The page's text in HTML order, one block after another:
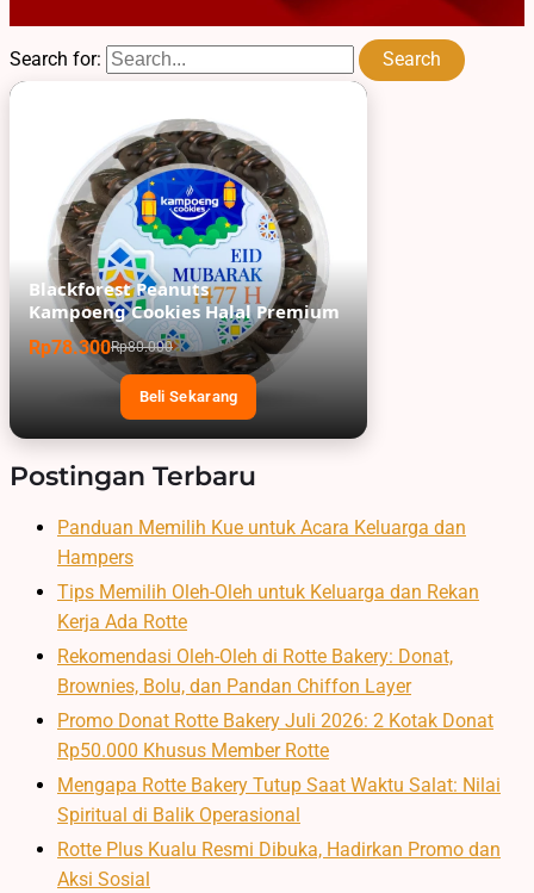
Search for:
Blackforest Peanuts
Kampoeng Cookies Halal Premium
Rp78.300Rp80.000
Beli Sekarang
Postingan Terbaru
Panduan Memilih Kue untuk Acara Keluarga dan
Hampers
Tips Memilih Oleh-Oleh untuk Keluarga dan Rekan
Kerja Ada Rotte
Rekomendasi Oleh-Oleh di Rotte Bakery: Donat,
Brownies, Bolu, dan Pandan Chiffon Layer
Promo Donat Rotte Bakery Juli 2026: 2 Kotak Donat
Rp50.000 Khusus Member Rotte
Mengapa Rotte Bakery Tutup Saat Waktu Salat: Nilai
Spiritual di Balik Operasional
Rotte Plus Kualu Resmi Dibuka, Hadirkan Promo dan
Aksi Sosial